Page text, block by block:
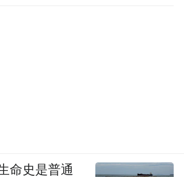
命史是普通